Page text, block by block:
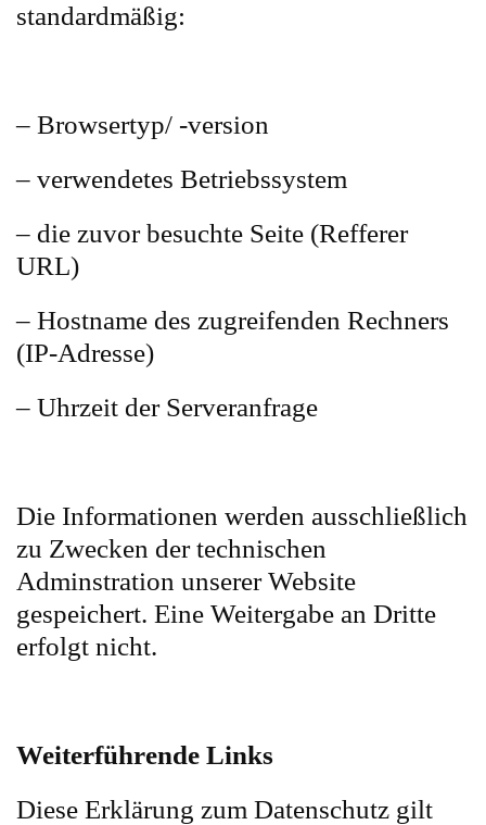
standardmäßig:
– Browsertyp/ -version
– verwendetes Betriebssystem
– die zuvor besuchte Seite (Refferer
URL)
– Hostname des zugreifenden Rechners
(IP-Adresse)
– Uhrzeit der Serveranfrage
Die Informationen werden ausschließlich
zu Zwecken der technischen
Adminstration unserer Website
gespeichert. Eine Weitergabe an Dritte
erfolgt nicht.
Weiterführende Links
Diese Erklärung zum Datenschutz gilt